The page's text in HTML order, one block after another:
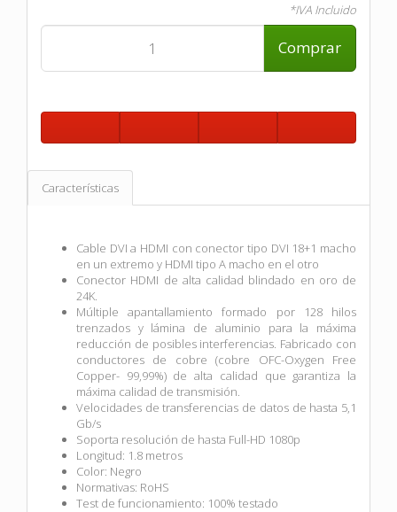
*IVA Incluido
Comprar
Características
Cable DVI a HDMI con conector tipo DVI 18+1 macho
en un extremo y HDMI tipo A macho en el otro
Conector HDMI de alta calidad blindado en oro de
24K.
Múltiple apantallamiento formado por 128 hilos
trenzados y lámina de aluminio para la máxima
reducción de posibles interferencias. Fabricado con
conductores de cobre (cobre OFC-Oxygen Free
Copper- 99,99%) de alta calidad que garantiza la
máxima calidad de transmisión.
Velocidades de transferencias de datos de hasta 5,1
Gb/s
Soporta resolución de hasta Full-HD 1080p
Longitud: 1.8 metros
Color: Negro
Normativas: RoHS
Test de funcionamiento: 100% testado